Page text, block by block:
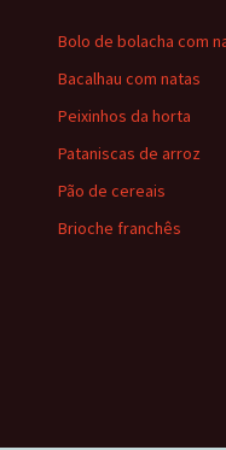
Bolo de bolacha com
Bacalhau com natas
Peixinhos da horta
Pataniscas de arroz
Pão de cereais
Brioche franchês